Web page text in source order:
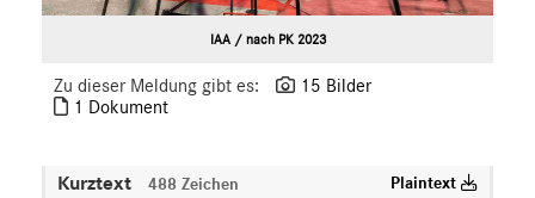
IAA / nach PK 2023
Zu dieser Meldung gibt es:
15 Bilder
1 Dokument
Kurztext 488 Zeichen Plaintext